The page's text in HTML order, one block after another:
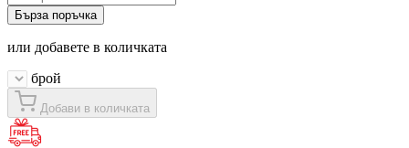
Бърза поръчка
или добавете в количката
брой
Добави в количката